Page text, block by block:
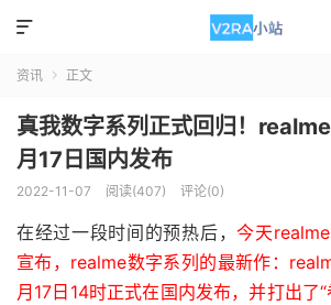

资讯  正文
真我数字系列正式回归！
月17日国内发布
2022-11-07 阅读(407) 评论(0)
在经过一段时间的预热后，今天
宣布，realme数字系列的最新作：
月17日14时正式在国内发布，并打出了